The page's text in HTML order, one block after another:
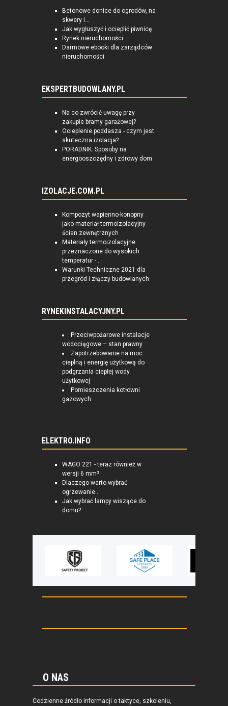
Betonowe donice do ogrodów, na
skwery i...
Jak wygłuszyć i ocieplić piwnicę
Rynek nieruchomości
Darmowe ebooki dla zarządców
nieruchomości
EKSPERTBUDOWLANY.PL
Na co zwrócić uwagę przy
zakupie bramy garażowej?
Ocieplenie poddasza - czym jest
skuteczna izolacja?
PORADNIK: Sposoby na
energooszczędny i zdrowy dom
IZOLACJE.COM.PL
Kompozyt wapienno-konopny
jako materiał termoizolacyjny
ścian zewnętrznych
Materiały termoizolacyjne
przeznaczone do wysokich
temperatur -...
Warunki Techniczne 2021 dla
przegród i złączy budowlanych
RYNEKINSTALACYJNY.PL
Przeciwpożarowe instalacje
wodociągowe – stan prawny
Zapotrzebowanie na moc
cieplną i energię użytkową do
podgrzania ciepłej wody
użytkowej
Pomieszczenia kotłowni
gazowych
ELEKTRO.INFO
WAGO 221 - teraz również w
wersji 6 mm²
Dlaczego warto wybrać
ogrzewanie...
Jak wybrać lampy wiszące do
domu?
O NAS
Codzienne źródło informacji o taktyce, szkoleniu,